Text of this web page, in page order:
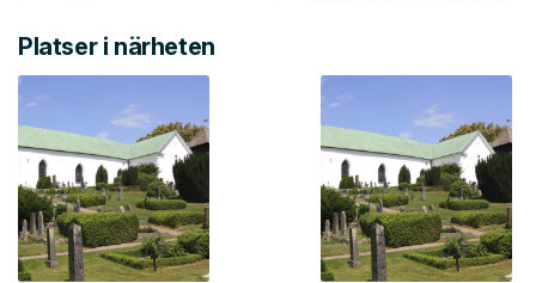
Platser i närheten